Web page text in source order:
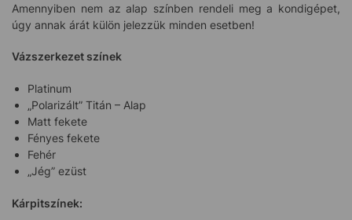
Amennyiben nem az alap színben rendeli meg a kondigépet,
úgy annak árát külön jelezzük minden esetben!
Vázszerkezet színek
Platinum
„Polarizált” Titán – Alap
Matt fekete
Fényes fekete
Fehér
„Jég” ezüst
Kárpitszínek: